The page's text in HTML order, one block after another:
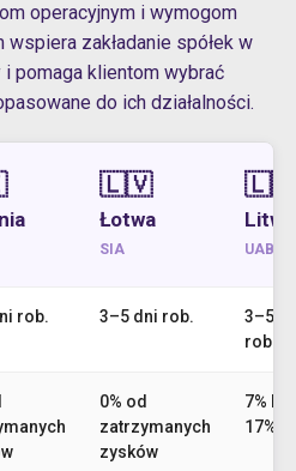
operacyjnym i wymogom
wspiera zakładanie spółek w
i pomaga klientom wybrać
do ich działalności.
🇱🇻
Łotwa
SIA
🇱🇹
Litwa
UAB
rob. 3–5 dni rob.
3–5
rob.
0% od
zatrzymanych
zysków
7% lub
17%